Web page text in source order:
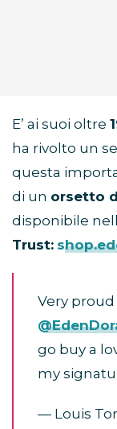
E’ ai suoi oltre
ha rivolto un
questa
di un orsetto
disponibile
Trust:
Very
go buy a
my
— Louis